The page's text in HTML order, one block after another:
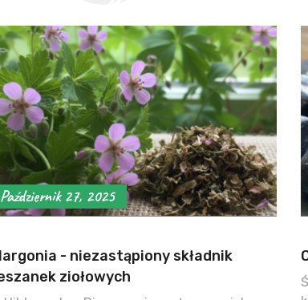
Październik 27, 2025
- niezastąpiony składnik
ziołowych